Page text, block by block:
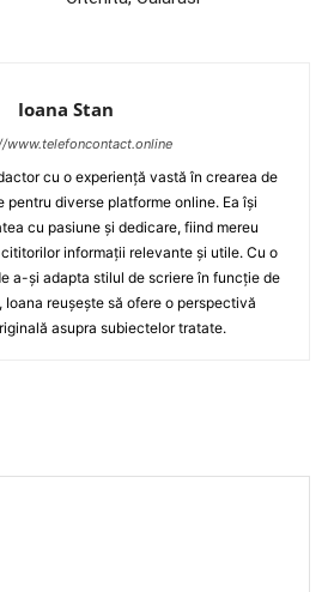
Ioana Stan
www.telefoncontact.online
cu o experiență vastă în crearea de
diverse platforme online. Ea își
cu pasiune și dedicare, fiind mereu
informații relevante și utile. Cu o
a-și adapta stilul de scriere în funcție de
reușește să ofere o perspectivă
asupra subiectelor tratate.